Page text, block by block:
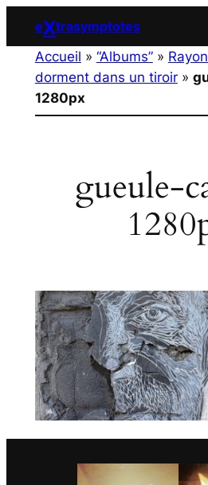
contenu
eXtrasymptotes
Accueil » “Albums”»
dorment dans un tiroir»
1280px
gueule-